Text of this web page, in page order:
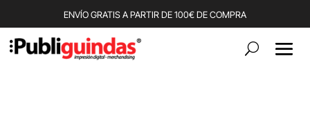
ENVÍO GRATIS A PARTIR DE 100€ DE COMPRA